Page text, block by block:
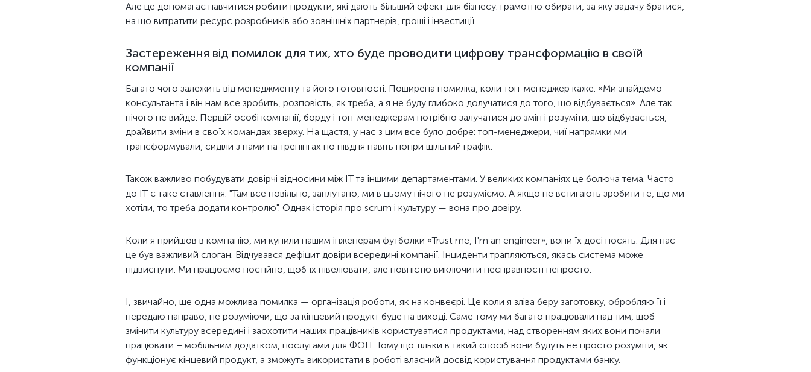
Але це допомагає навчитися робити продукти, які дають більший ефект для бізнесу: грамотно обирати, за яку задачу братися,
на що витратити ресурс розробників або зовнішніх партнерів, гроші і інвестиції.
Застереження від помилок для тих, хто буде проводити цифрову трансформацію в своїй
компанії
Багато чого залежить від менеджменту та його готовності. Поширена помилка, коли топ-менеджер каже: «Ми знайдемо
консультанта і він нам все зробить, розповість, як треба, а я не буду глибоко долучатися до того, що відбувається». Але так
нічого не вийде. Першій особі компанії, борду і топ-менеджерам потрібно залучатися до змін і розуміти, що відбувається,
драйвити зміни в своїх командах зверху. На щастя, у нас з цим все було добре: топ-менеджери, чиї напрямки ми
трансформували, сиділи з нами на тренінгах по півдня навіть попри щільний графік.
Також важливо побудувати довірчі відносини між IT та іншими департаментами. У великих компаніях це болюча тема. Часто
до IT є таке ставлення: "Там все повільно, заплутано, ми в цьому нічого не розуміємо. А якщо не встигають зробити те, що ми
хотіли, то треба додати контролю". Однак історія про scrum і культуру — вона про довіру.
Коли я прийшов в компанію, ми купили нашим інженерам футболки «Trust me, I'm an engineer», вони їх досі носять. Для нас
це був важливий слоган. Відчувався дефіцит довіри всередині компанії. Інциденти трапляються, якась система може
підвиснути. Ми працюємо постійно, щоб їх нівелювати, але повністю виключити несправності непросто.
І, звичайно, ще одна можлива помилка — організація роботи, як на конвеєрі. Це коли я зліва беру заготовку, обробляю її і
передаю направо, не розуміючи, що за кінцевий продукт буде на виході. Саме тому ми багато працювали над тим, щоб
змінити культуру всередині і заохотити наших працівників користуватися продуктами, над створенням яких вони почали
працювати – мобільним додатком, послугами для ФОП. Тому що тільки в такий спосіб вони будуть не просто розуміти, як
функціонує кінцевий продукт, а зможуть використати в роботі власний досвід користування продуктами банку.